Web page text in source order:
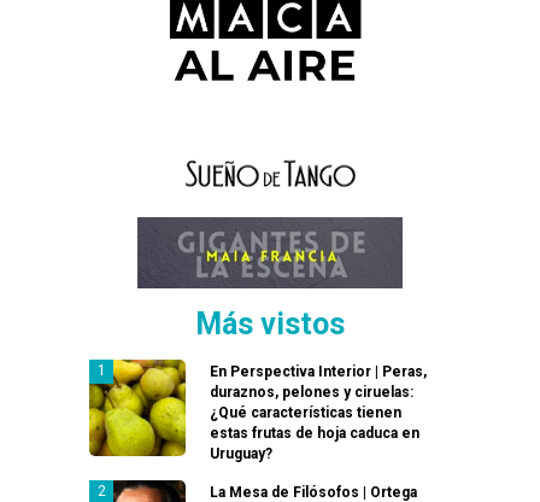
Más vistos
En Perspectiva Interior | Peras,
duraznos, pelones y ciruelas:
¿Qué características tienen
estas frutas de hoja caduca en
Uruguay?
La Mesa de Filósofos | Ortega